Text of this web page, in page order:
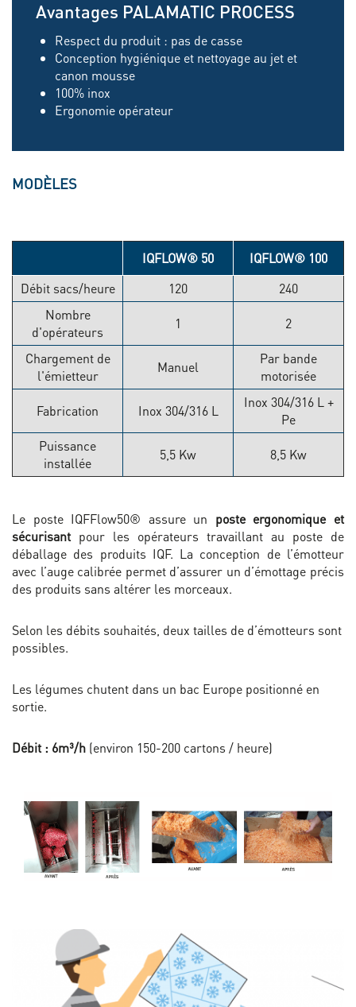
Avantages PALAMATIC PROCESS
Respect du produit : pas de casse
Conception hygiénique et nettoyage au jet et
canon mousse
100% inox
Ergonomie opérateur
MODÈLES
IQFLOW® 50
IQFLOW® 100
Débit sacs/heure
120
240
Nombre
d'opérateurs
1 2
Chargement de
l'émietteur
Manuel
Par bande
motorisée
Fabrication Inox 304/316 L
Inox 304/316 L +
Pe
Puissance
installée
5,5 Kw 8,5 Kw
Le poste IQFFlow50® assure un poste ergonomique et
sécurisant pour les opérateurs travaillant au poste de
déballage des produits IQF. La conception de l’émotteur
avec l’auge calibrée permet d’assurer un d’émottage précis
des produits sans altérer les morceaux.
Selon les débits souhaités, deux tailles de d’émotteurs sont
possibles.
Les légumes chutent dans un bac Europe positionné en
sortie.
Débit : 6m³/h (environ 150-200 cartons / heure)